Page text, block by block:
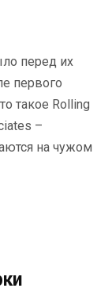
перед их
первого
такое Rolling
–
на чужом